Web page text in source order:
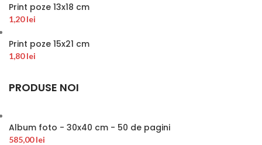
Print poze 13x18 cm
1,20lei
Print poze 15x21 cm
1,80lei
PRODUSE NOI
Album foto - 30x40 cm - 50 de pagini
585,00lei